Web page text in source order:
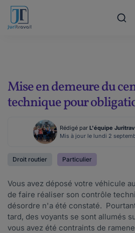
Mise en demeure du
technique pour
Rédigé par L'équipe
Mis à jour le lundi 2
Droit routier Particulier
Vous avez déposé votre véhicule
de faire réaliser son contrôle
désordre n'a été constaté.
tard, des voyants se sont allumés
vous avez été contraints de